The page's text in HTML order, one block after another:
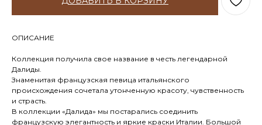
ОПИСАНИЕ
Коллекция получила свое название в честь легендарной
Далиды.
Знаменитая французская певица итальянского
происхождения сочетала утонченную красоту, чувственность
и страсть.
В коллекции «Далида» мы постарались соединить
французскую элегантность и яркие краски Италии. Большой